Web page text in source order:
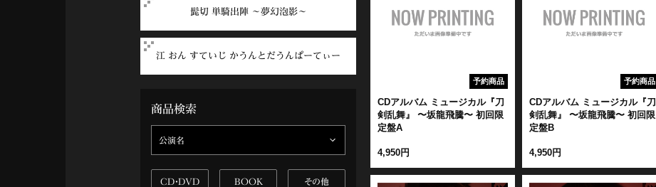
ディスコグラフィー
髭切 単騎出陣 ～夢幻泡影～
江 おん すていじ かうんとだうんぱーてぃー
商品検索
公演名
CD・DVD BOOK その他
予約商品
CDアルバム ミュージカル『刀
剣乱舞』 〜坂龍飛騰〜 初回限
定盤A
4,950円
予約商品
CDアルバム ミュージカル『刀
剣乱舞』 〜坂龍飛騰〜 初回限
定盤B
4,950円